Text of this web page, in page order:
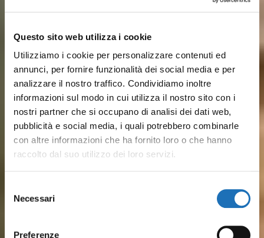
Questo sito web utilizza i cookie
Utilizziamo i cookie per personalizzare contenuti ed
annunci, per fornire funzionalità dei social media e per
analizzare il nostro traffico. Condividiamo inoltre
informazioni sul modo in cui utilizza il nostro sito con i
nostri partner che si occupano di analisi dei dati web,
pubblicità e social media, i quali potrebbero combinarle
con altre informazioni che ha fornito loro o che hanno
raccolto dal suo utilizzo dei loro servizi.
delNecessari
Preferenze
disegnato da Leonardo, storia
marinara e vita quotidiana si
incontrano tra le case
romagnoli: Il gusto vero del
borgo marinaro è in ristoranti
luoghi della cultura
Pineta, parchi cittadini, colline
verdeggianti a pochi km e
tantissime SPA: Cesenatico è
aspettano esperienze
più tranquilli, il mare di
divertimento e tradizione